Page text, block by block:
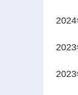
2024
2023
2023